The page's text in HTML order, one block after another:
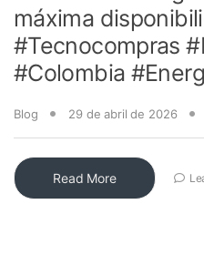
máxima
#Tecnocompras
#Colombia
Blog 29 de abril de 2026
Read More